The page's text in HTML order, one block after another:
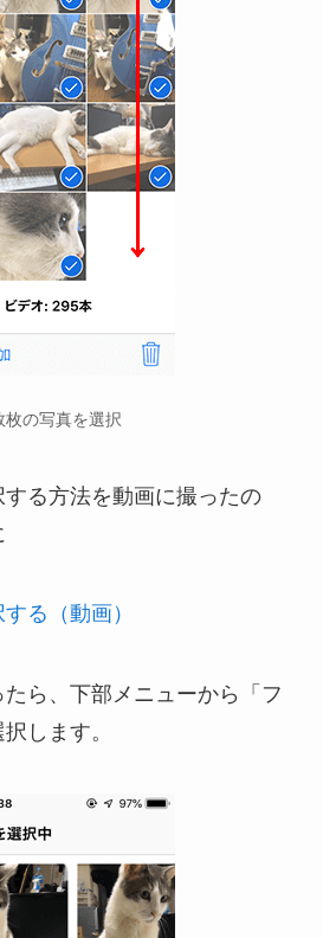
の写真を選択
る方法を動画に撮ったの
る（動画）
ら、下部メニューから「フ
します。